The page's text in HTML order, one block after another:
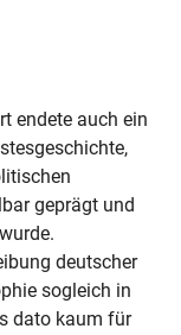
endete auch ein
geprägt und
deutscher
sogleich in
dato kaum für